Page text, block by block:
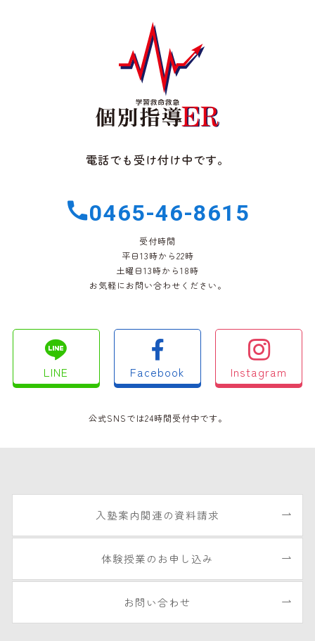
電話でも受け付け中です。
0465-46-8615
受付時間
平日13時から22時
土曜日13時から18時
お気軽にお問い合わせください。
LINE Facebook Instagram
公式SNSでは24時間受付中です。
入塾案内関連の資料請求
体験授業のお申し込み
お問い合わせ